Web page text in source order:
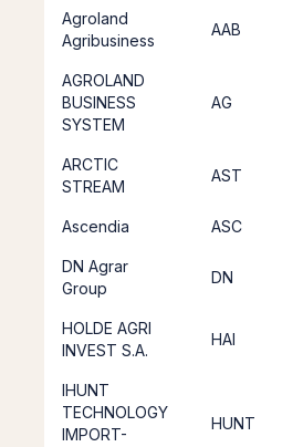
Agroland
Agribusiness
AAB
AGROLAND
BUSINESS
SYSTEM
AG
ARCTIC
STREAM
AST
Ascendia ASC
DN Agrar
Group
DN
HOLDE AGRI
INVEST S.A.
HAI
IHUNT
TECHNOLOGY
IMPORT-
HUNT